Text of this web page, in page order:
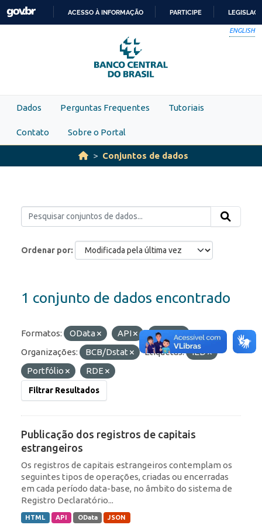
Skip to main content
PARA
O
CONTEÚDO
ACESSO À INFORMAÇÃO PARTICIPE
ENGLISH
Dados Perguntas Frequentes Tutoriais
Contato Sobre o Portal
Conjuntos de dados
Ordenar por
1 conjunto de dados encontrado
Formatos: OData API
HTML
Organizações:
BCB/Dstat Etiquetas:
IED
Portfólio
RDE
Filtrar Resultados
Publicação dos registros de capitais
estrangeiros
Os registros de capitais estrangeiros contemplam os
seguintes tipos de operações, criadas ou encerradas
em cada período data-base, no âmbito do sistema de
Registro Declaratório...
HTML API OData JSON